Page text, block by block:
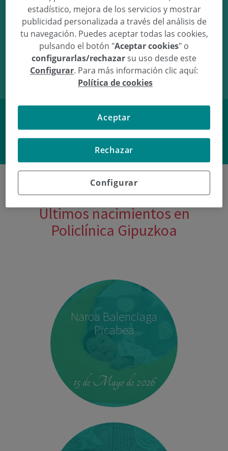
08/06/18 20:29 3,38Kg 49,5cm
Facebook Twitter
Últimos nacimientos en
Policlínica Gipuzkoa
Naroa Balenciaga
Picabea
15 de Mayo de 2026
estadístico, mejora de los servicios y mostrar
publicidad personalizada a través del análisis de
tu navegación. Puedes aceptar todas las cookies,
pulsando el botón "Aceptar cookies" o
configurarlas/rechazarsu uso desde este
Configurar. Para más información clic aquí:
Política de cookies
Configurar
Rechazar
Aceptar